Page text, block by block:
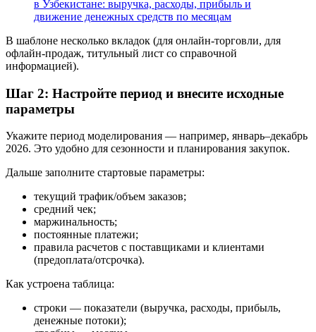
В шаблоне несколько вкладок (для онлайн-торговли, для
офлайн-продаж, титульный лист со справочной
информацией).
Шаг 2: Настройте период и внесите исходные
параметры
Укажите период моделирования — например, январь–декабрь
2026. Это удобно для сезонности и планирования закупок.
Дальше заполните стартовые параметры:
текущий трафик/объем заказов;
средний чек;
маржинальность;
постоянные платежи;
правила расчетов с поставщиками и клиентами
(предоплата/отсрочка).
Как устроена таблица:
строки — показатели (выручка, расходы, прибыль,
денежные потоки);